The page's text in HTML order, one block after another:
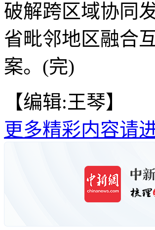
破解跨区域协同
省毗邻地区融合
案。(完)
【编辑:王琴】
更多精彩内容请